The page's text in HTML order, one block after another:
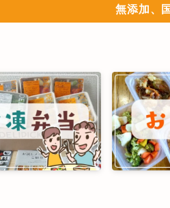
無添加、